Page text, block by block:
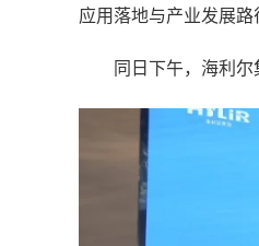
应用落地与产业发展路
同日下午，海利尔集